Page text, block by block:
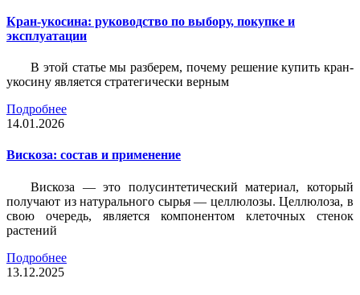
Кран-укосина: руководство по выбору, покупке и
эксплуатации
В этой статье мы разберем, почему решение купить кран-
укосину является стратегически верным
Подробнее
14.01.2026
Вискоза: состав и применение
Вискоза — это полусинтетический материал, который
получают из натурального сырья — целлюлозы. Целлюлоза, в
свою очередь, является компонентом клеточных стенок
растений
Подробнее
13.12.2025